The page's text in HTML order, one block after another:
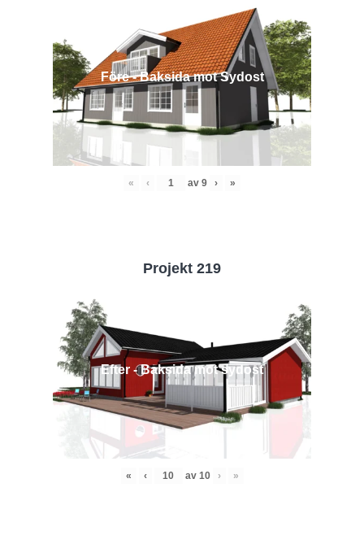
Före - Baksida mot Sydost
« ‹ av 9 › »
Projekt 219
Efter - Baksida mot sydost
« ‹ av 10 › »